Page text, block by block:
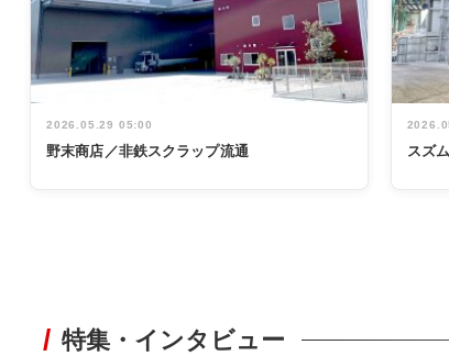
2026.05.29 05:00
野末商店／非鉄スクラップ流通 スズ
特集・インタビュー